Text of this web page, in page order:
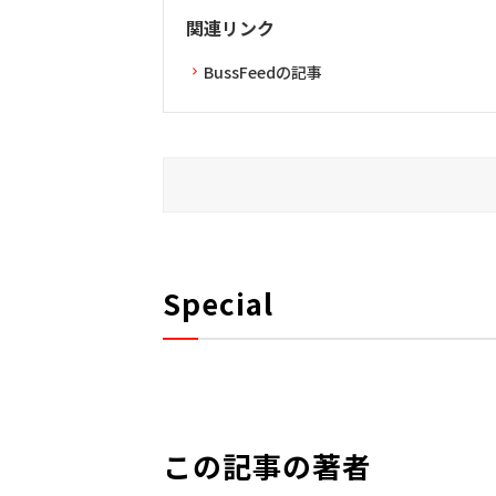
関連リンク
BussFeedの記事
Special
この記事の著者